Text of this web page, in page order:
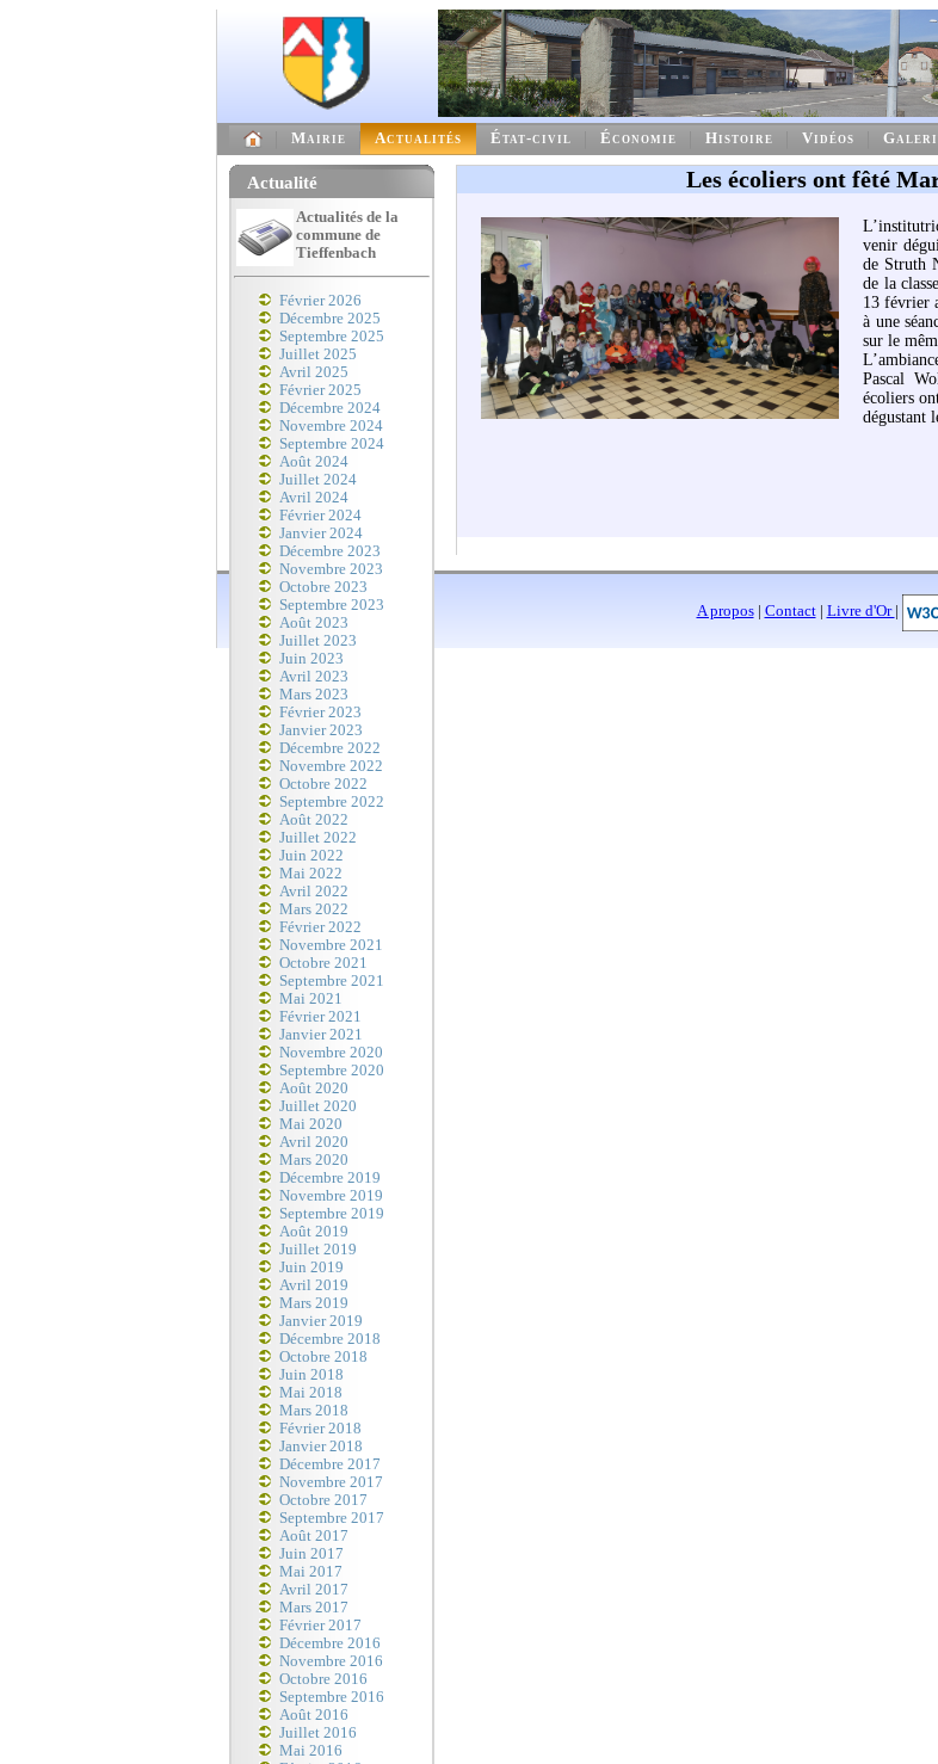
Mairie Actualités État-civil Économie Histoire Vidéos
Actualité
Actualités de la
commune de
Tieffenbach
Février 2026
Décembre 2025
Septembre 2025
Juillet 2025
Avril 2025
Février 2025
Décembre 2024
Novembre 2024
Septembre 2024
Août 2024
Juillet 2024
Avril 2024
Février 2024
Janvier 2024
Décembre 2023
Novembre 2023
Octobre 2023
Septembre 2023
Août 2023
Juillet 2023
Juin 2023
Avril 2023
Mars 2023
Février 2023
Janvier 2023
Décembre 2022
Novembre 2022
Octobre 2022
Septembre 2022
Août 2022
Juillet 2022
Juin 2022
Mai 2022
Avril 2022
Mars 2022
Février 2022
Novembre 2021
Octobre 2021
Septembre 2021
Mai 2021
Février 2021
Janvier 2021
Novembre 2020
Septembre 2020
Août 2020
Juillet 2020
Mai 2020
Avril 2020
Mars 2020
Décembre 2019
Novembre 2019
Septembre 2019
Août 2019
Juillet 2019
Juin 2019
Avril 2019
Mars 2019
Janvier 2019
Décembre 2018
Octobre 2018
Juin 2018
Mai 2018
Mars 2018
Février 2018
Janvier 2018
Décembre 2017
Novembre 2017
Octobre 2017
Septembre 2017
Août 2017
Juin 2017
Mai 2017
Avril 2017
Mars 2017
Février 2017
Décembre 2016
Novembre 2016
Octobre 2016
Septembre 2016
Août 2016
Juillet 2016
Mai 2016
Les écoliers ont fêté
venir
de Struth
de la
13 février
à une
sur le
Pascal
écoliers
dégustant
A propos| Contact| Livre d'Or